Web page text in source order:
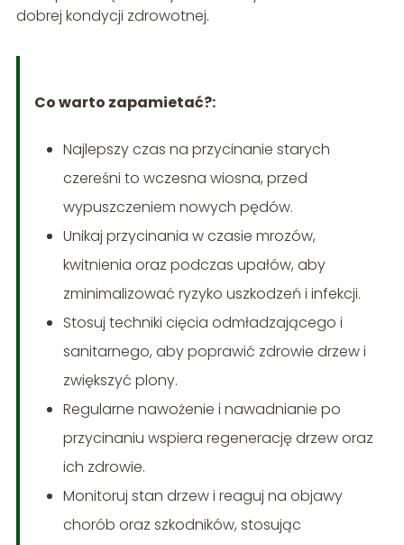
dobrej kondycji zdrowotnej.
Co warto zapamietać?:
Najlepszy czas na przycinanie starych
czereśni to wczesna wiosna, przed
wypuszczeniem nowych pędów.
Unikaj przycinania w czasie mrozów,
kwitnienia oraz podczas upałów, aby
zminimalizować ryzyko uszkodzeń i infekcji.
Stosuj techniki cięcia odmładzającego i
sanitarnego, aby poprawić zdrowie drzew i
zwiększyć plony.
Regularne nawożenie i nawadnianie po
przycinaniu wspiera regenerację drzew oraz
ich zdrowie.
Monitoruj stan drzew i reaguj na objawy
chorób oraz szkodników, stosując